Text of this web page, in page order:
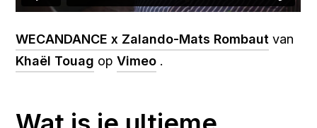
WECANDANCE x Zalando-Mats Rombaut van
Khaël Touag opVimeo .